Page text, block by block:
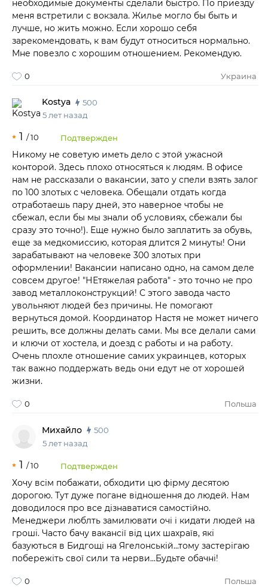
необходимые документы сделали быстро. По приезду
меня встретили с вокзала. Жилье могло бы быть и
лучше, но жить можно. Если хорошо себя
зарекомендовать, к вам будут относиться нормально.
Мне повезло с хорошим отношением. Рекомендую.
0 Украина
Kostya
500
5 лет назад
1 /10 Подтвержден
Никому не советую иметь дело с этой ужасной
конторой. Здесь плохо относяться к людям. В офисе
нам не рассказали о вакансии, зато у спели взять залог
по 100 злотых с человека. Обещали отдать когда
отработаешь пару дней, это наверное чтобы не
сбежал, если бы мы знали об условиях, сбежали бы
сразу это точно!). Еще нужно было заплатить за обувь,
еще за медкомиссию, которая длится 2 минуты! Они
зарабатывают на человеке 300 злотых при
оформлении! Вакансии написано одно, на самом деле
совсем другое! "НЕтяжелая работа" - это точно не про
завод металлоконструкций! С этого завода часто
увольняют людей без причины. Не помогают
вернуться домой. Координатор Настя не может ничего
решить, все должны делать сами. Мы все делали сами
и ключи от хостела, и доезд с работы и на работу.
Очень плохле отношение самих украинцев, которых
так важно поддержать ведь они едут не от хорошей
жизни.
0 Польша
Михайло
500
5 лет назад
1 /10 Подтвержден
Хочу всім побажати, обходити цю фірму десятою
дорогою. Тут дуже погане відношення до людей. Нам
доводилося про все дізнаватися самостійно.
Менеджери люблть замилювати очі і кидати людей на
гроші. Часто бачу вакансії від цих шахраїв, які
базуються в Бидгощі на Ягелонській...тому застерігаю
побережіть свої сили та нерви...Будьте обачні!
0 Польша